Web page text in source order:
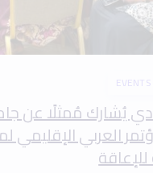
يُشارك مُمثلًا عن
العربي الإقليمي